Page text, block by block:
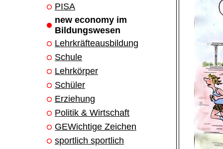
PISA
new economy im
Bildungswesen
Lehrkräfteausbildung
Schule
Lehrkörper
Schüler
Erziehung
Politik & Wirtschaft
GEWichtige Zeichen
sportlich sportlich